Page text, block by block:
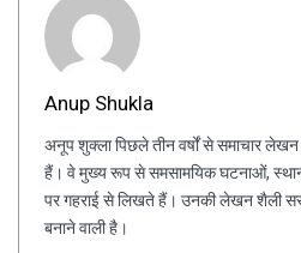
Anup Shukla
अनूप शुक्ला पिछले तीन वर्षों से समाचार
हैं। वे मुख्य रूप से समसामयिक घटनाओं,
पर गहराई से लिखते हैं। उनकी लेखन शैली
बनाने वाली है।